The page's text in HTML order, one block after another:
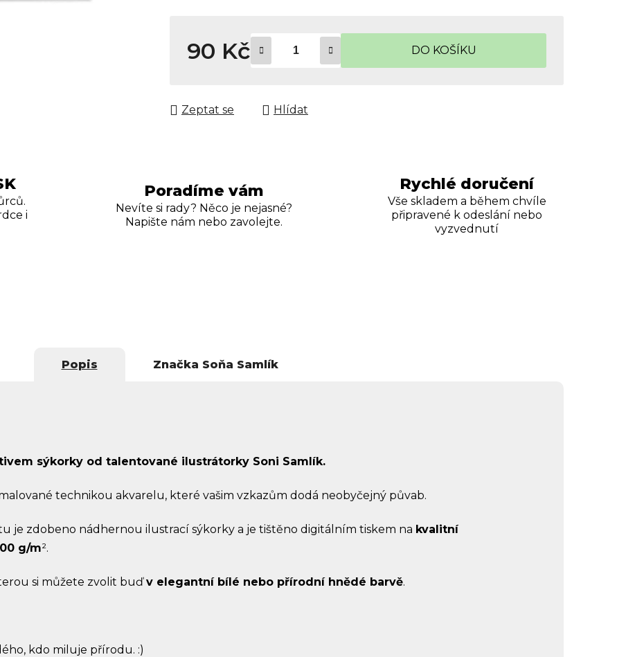
90 Kč DO KOŠÍKU
Zeptat se Hlídat
i
Poradíme vám
Nevíte si rady? Něco je nejasné?
Napište nám nebo zavolejte.
Rychlé doručení
Vše skladem a během chvíle
připravené k odeslání nebo
vyzvednutí
Popis Značka Soňa Samlík
sýkorky od talentované ilustrátorky Soni Samlík.
technikou akvarelu, které vašim vzkazům dodá neobyčejný půvab.
je zdobeno nádhernou ilustrací sýkorky a je tištěno digitálním tiskem na kvalitní
g/m².
si můžete zvolit buďv elegantní bílé nebo přírodní hnědé barvě.
kdo miluje přírodu. :)